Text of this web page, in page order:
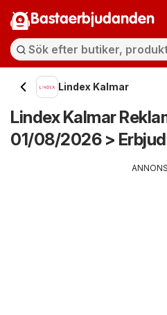
Bastaerbjudanden
Lindex Kalmar
Lindex Kalmar
01/08/2026 >